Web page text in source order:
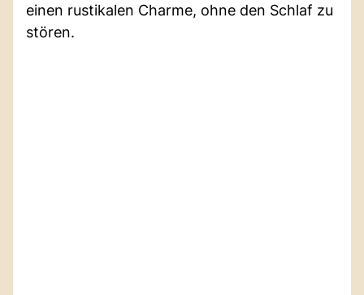
einen rustikalen Charme, ohne den Schlaf zu
stören.